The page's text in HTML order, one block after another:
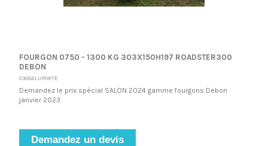
FOURGON 0750 - 1300 KG 303X150H197 ROADSTER300
DEBON
C300ALUPORTE
Demandez le prix spécial SALON 2024 gamme fourgons Debon
janvier 2023
Demandez un devis